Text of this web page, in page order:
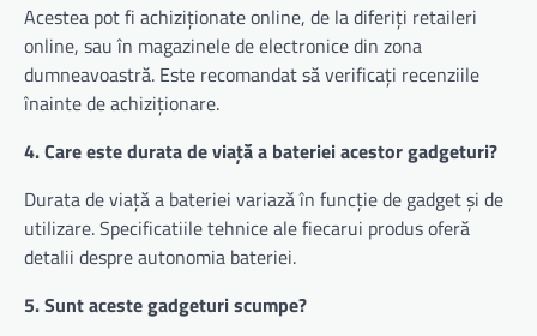
Acestea pot fi achiziționate online, de la diferiți retaileri
online, sau în magazinele de electronice din zona
dumneavoastră. Este recomandat să verificați recenziile
înainte de achiziționare.
4. Care este durata de viață a bateriei acestor gadgeturi?
Durata de viață a bateriei variază în funcție de gadget și de
utilizare. Specificatiile tehnice ale fiecarui produs oferă
detalii despre autonomia bateriei.
5. Sunt aceste gadgeturi scumpe?